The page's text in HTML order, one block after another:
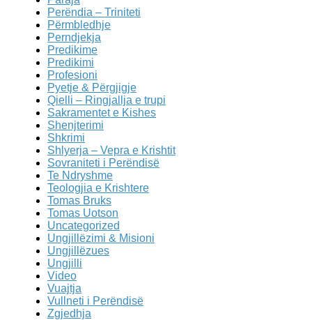
Perëndia – Triniteti
Përmbledhje
Perndjekja
Predikime
Predikimi
Profesioni
Pyetje & Përgjigje
Qielli – Ringjallja e trupi
Sakramentet e Kishes
Shenjterimi
Shkrimi
Shlyerja – Vepra e Krishtit
Sovraniteti i Perëndisë
Te Ndryshme
Teologjia e Krishtere
Tomas Bruks
Tomas Uotson
Uncategorized
Ungjillëzimi & Misioni
Ungjillëzues
Ungjilli
Video
Vuajtja
Vullneti i Perëndisë
Zgjedhja